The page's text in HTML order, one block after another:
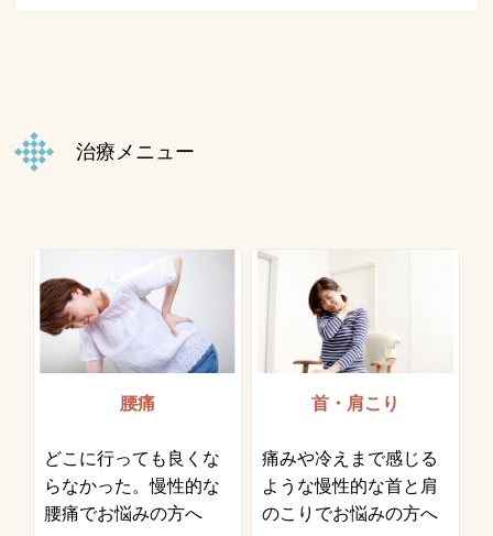
治療メニュー
腰痛
どこに行っても良くな
らなかった。慢性的な
腰痛でお悩みの方へ
首・肩こり
痛みや冷えまで感じる
ような慢性的な首と肩
のこりでお悩みの方へ